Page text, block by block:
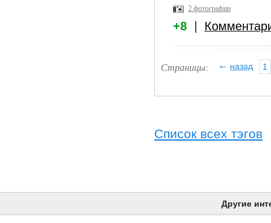
2 фотографии
+8
Страницы: назад
← 1
Список всех тэгов
Другие